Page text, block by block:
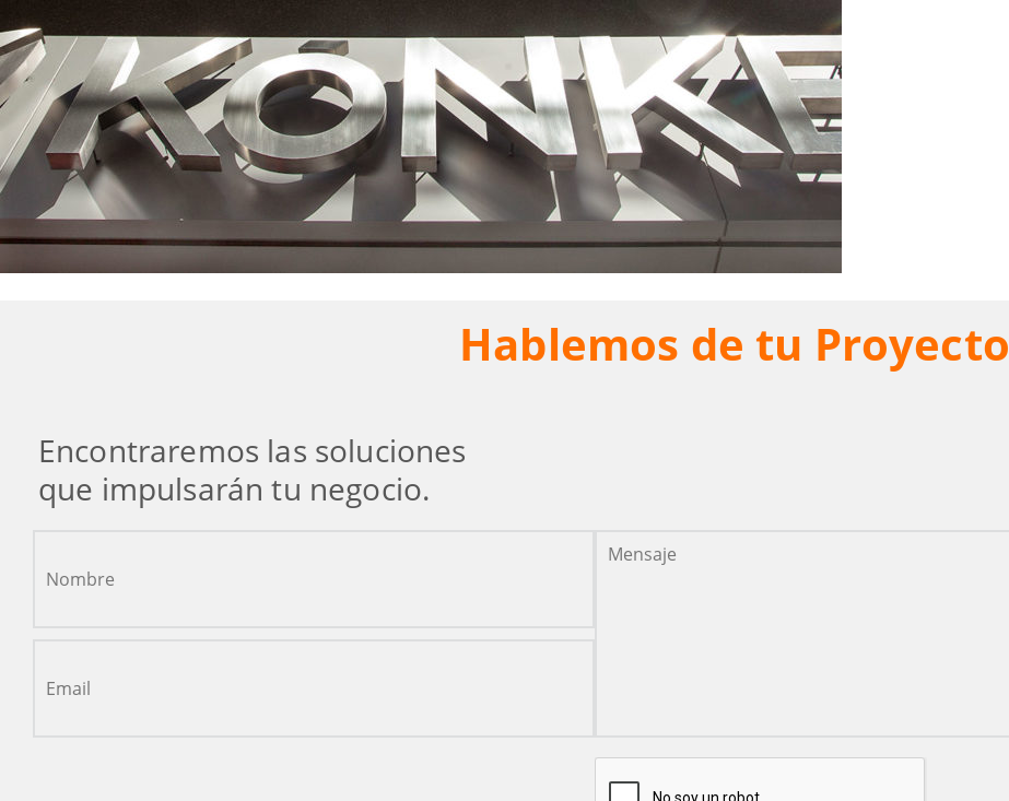
Hablemos de tu Proyecto
Encontraremos las soluciones
que impulsarán tu negocio.